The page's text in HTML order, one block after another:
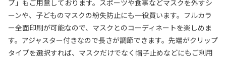
プ」もご用意しております。スポーツや食事などマスクを外すシ
ーンや、子どものマスクの紛失防止にも一役買います。フルカラ
ー全面印刷が可能なので、マスクとのコーディネートを楽しめま
す。アジャスター付きなので長さが調節できます。先端がクリップ
タイプを選択すれば、マスクだけでなく帽子止めなどにもご利用